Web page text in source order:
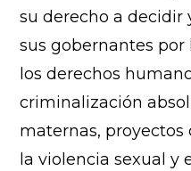
su derecho a decidir
sus gobernantes por
los derechos
criminalización
maternas,
la violencia sexual y